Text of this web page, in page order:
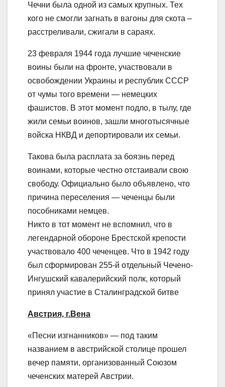
Чечни была одной из самых крупных. Тех
кого не смогли загнать в вагоны для скота –
расстреливали, сжигали в сараях.
23 февраля 1944 года лучшие чеченские
воины были на фронте, участвовали в
освобождении Украины и республик СССР
от чумы того времени — немецких
фашистов. В этот момент подло, в тылу, где
жили семьи воинов, зашли многотысячные
войска НКВД и депортировали их семьи.
Такова была расплата за боязнь перед
воинами, которые честно отстаивали свою
свободу. Официально было объявлено, что
причина переселения — чеченцы были
пособниками немцев.
Никто в тот момент не вспомнил, что в
легендарной обороне Брестской крепости
участвовало 400 чеченцев. Что в 1942 году
был сформирован 255-й отдельный Чечено-
Ингушский кавалерийский полк, который
принял участие в Сталинградской битве
Австрия, г.Вена
«Песни изгнанников» — под таким
названием в австрийской столице прошел
вечер памяти, организованный Союзом
чеченских матерей Австрии.